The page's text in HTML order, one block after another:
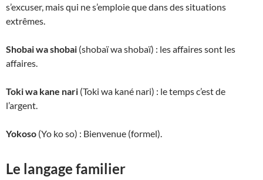
s’excuser, mais qui ne s’emploie que dans des situations
extrêmes.
Shobai wa shobai (shobaï wa shobaï) : les affaires sont les
affaires.
Toki wa kane nari (Toki wa kané nari) : le temps c’est de
l’argent.
Yokoso (Yo ko so) : Bienvenue (formel).
Le langage familier